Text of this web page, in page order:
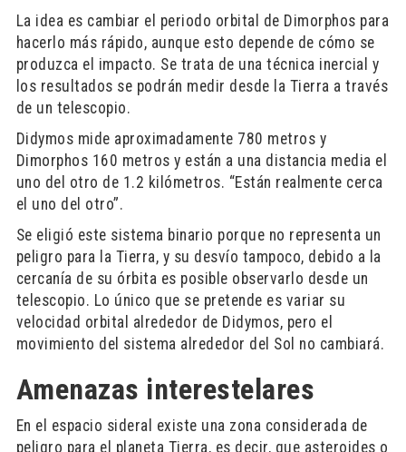
La idea es cambiar el periodo orbital de Dimorphos para
hacerlo más rápido, aunque esto depende de cómo se
produzca el impacto. Se trata de una técnica inercial y
los resultados se podrán medir desde la Tierra a través
de un telescopio.
Didymos mide aproximadamente 780 metros y
Dimorphos 160 metros y están a una distancia media el
uno del otro de 1.2 kilómetros. “Están realmente cerca
el uno del otro”.
Se eligió este sistema binario porque no representa un
peligro para la Tierra, y su desvío tampoco, debido a la
cercanía de su órbita es posible observarlo desde un
telescopio. Lo único que se pretende es variar su
velocidad orbital alrededor de Didymos, pero el
movimiento del sistema alrededor del Sol no cambiará.
Amenazas interestelares
En el espacio sideral existe una zona considerada de
peligro para el planeta Tierra, es decir, que asteroides o